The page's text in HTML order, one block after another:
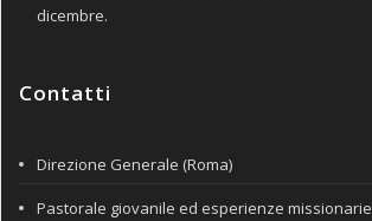
dicembre.
Contatti
Direzione Generale (Roma)
Pastorale giovanile ed esperienze missionarie